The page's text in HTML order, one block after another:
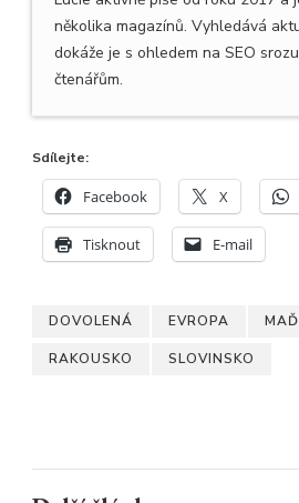
několika magazínů. Vyhledává
dokáže je s ohledem na SEO
čtenářům.
Sdílejte:
Facebook X
Tisknout E-mail
DOVOLENÁ EVROPA
RAKOUSKO SLOVINSKO